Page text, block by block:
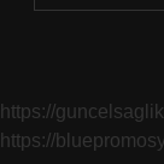
https://
https://